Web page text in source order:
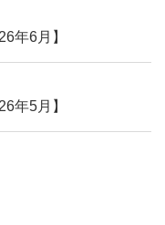
年6月】
年5月】